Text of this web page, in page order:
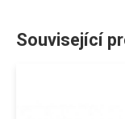
Související